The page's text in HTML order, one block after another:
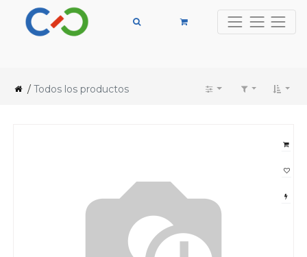
/ Todos los productos